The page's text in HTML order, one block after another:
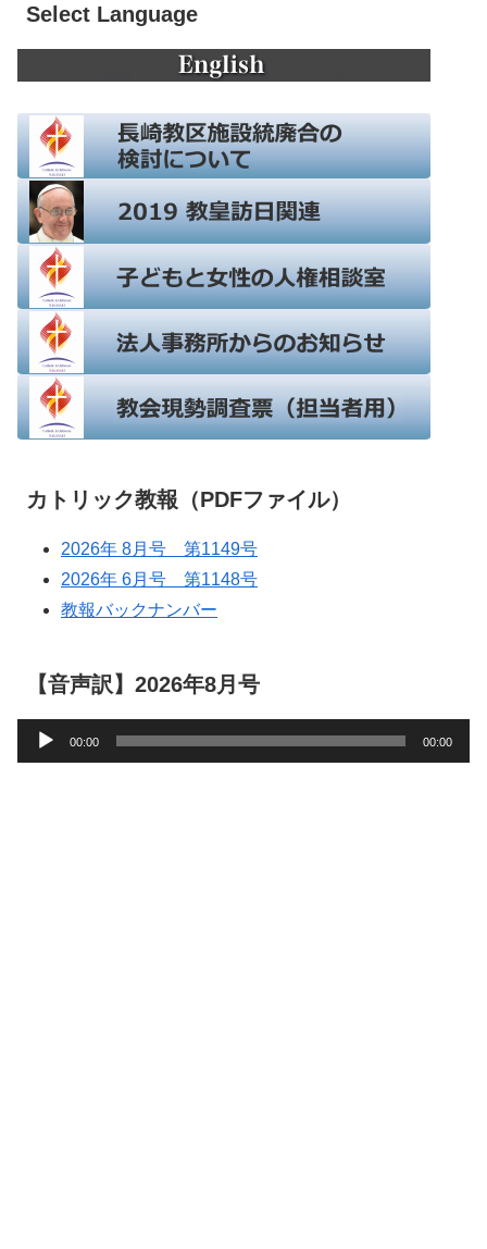
Select Language
カトリック教報（PDFファイル）
2026年 8月号 第1149号
2026年 6月号 第1148号
教報バックナンバー
【音声訳】2026年8月号
声
00:00 00:00